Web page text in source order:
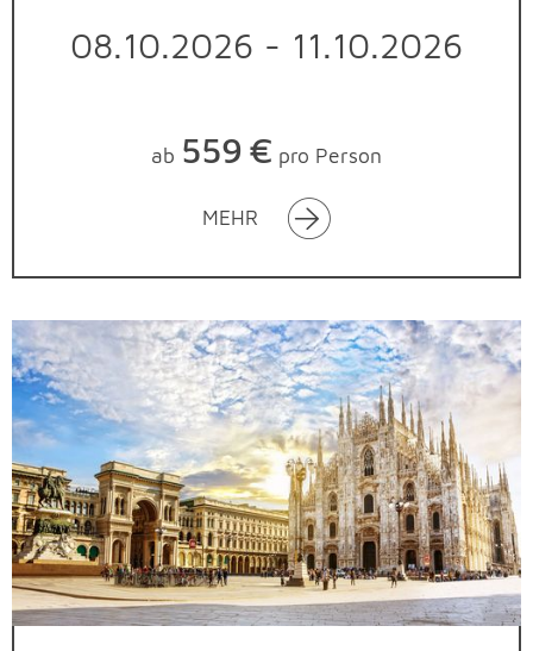
08.10.2026 - 11.10.2026
ab 559 € pro Person
MEHR